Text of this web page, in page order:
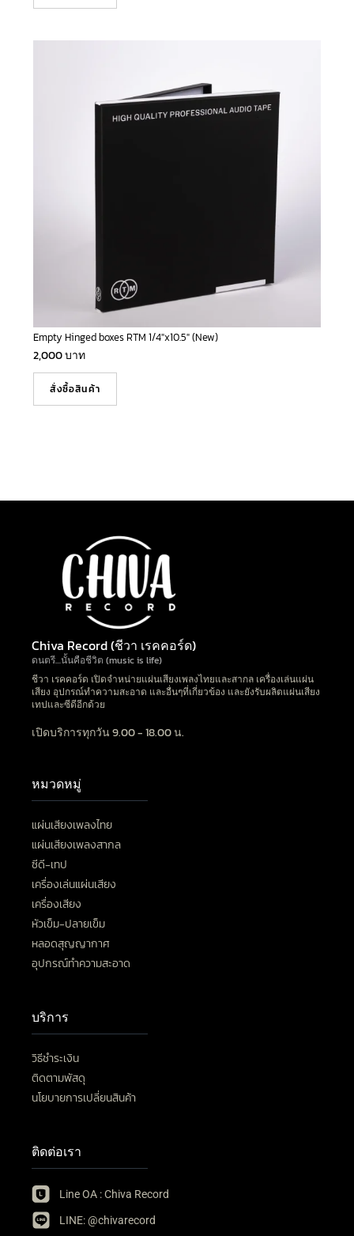
Empty Hinged boxes RTM 1/4″x10.5″ (New)
2,000บาท
สั่งซื้อสินค้า
Chiva Record (ชีวา เรคคอร์ด)
ดนตรี…นั้นคือชีวิต (music is life)
ชีวา เรคคอร์ด เปิดจำหน่ายแผ่นเสียงเพลงไทยและสากล เครื่องเล่นแผ่น
เสียง อุปกรณ์ทำความสะอาด และอื่นๆที่เกี่ยวข้อง และยังรับผลิตแผ่นเสียง
เทปและซีดีอีกด้วย
เปิดบริการทุกวัน 9.00 - 18.00 น.
หมวดหมู่
แผ่นเสียงเพลงไทย
แผ่นเสียงเพลงสากล
ซีดี-เทป
เครื่องเล่นแผ่นเสียง
เครื่องเสียง
หัวเข็ม-ปลายเข็ม
หลอดสุญญากาศ
อุปกรณ์ทำความสะอาด
บริการ
วิธีชำระเงิน
ติดตามพัสดุ
นโยบายการเปลี่ยนสินค้า
ติดต่อเรา
Line OA : Chiva Record
LINE: @chivarecord